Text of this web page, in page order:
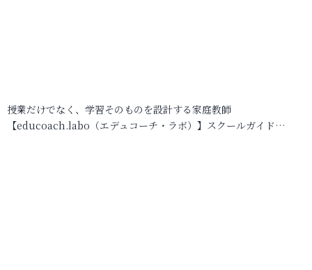
授業だけでなく、学習そのものを設計する家庭教師
【educoach.labo（エデュコーチ・ラボ）】スクールガイド…